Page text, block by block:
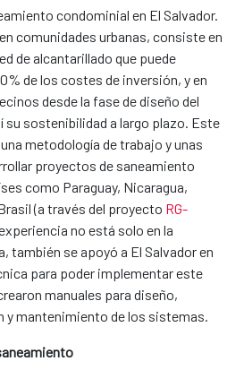
condominial en El Salvador​.
comunidades urbanas, consiste en
de alcantarillado que puede
de los costes de inversión, y en
desde la fase de diseño del
su sostenibilidad a largo plazo. Este
metodología de trabajo y unas
proyectos de saneamiento
como Paraguay, Nicaragua,
(a través del proyecto RG-
no está solo en la
también se apoyó a El Salvador en
para poder implementar este
manuales para diseño,
mantenimiento de los sistemas​​.